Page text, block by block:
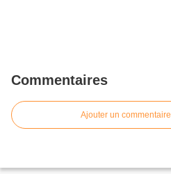
Commentaires
Ajouter un commentaire